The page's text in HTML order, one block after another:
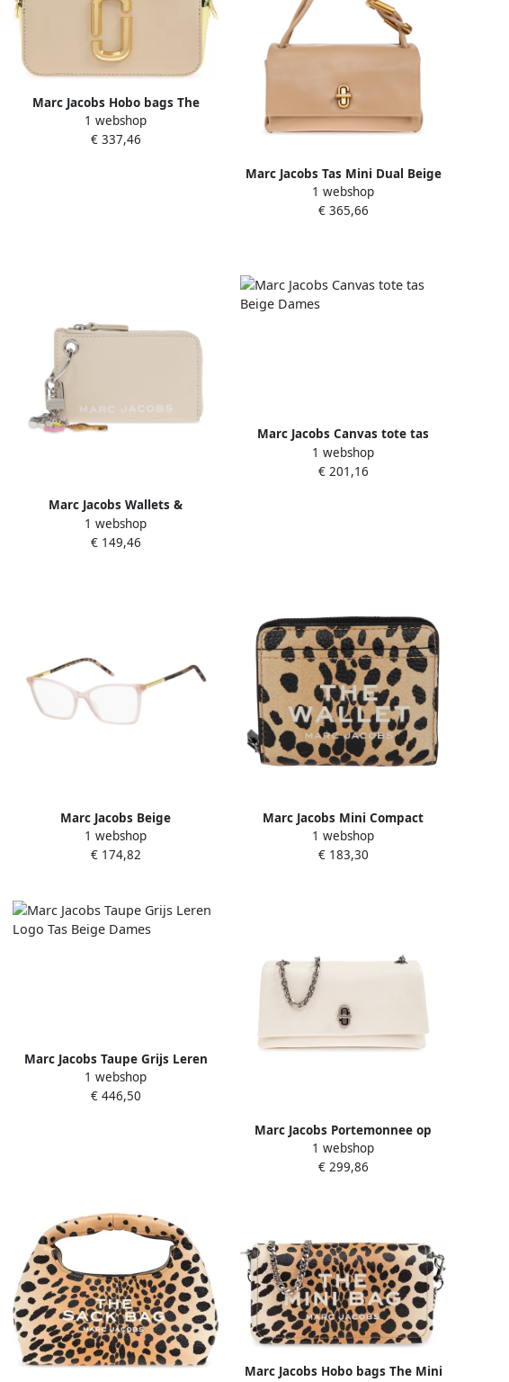
Marc Jacobs Hobo bags The
Snapshot Crossbody Leather
Green in groen
1 webshop
€ 337,46
Marc Jacobs Tas Mini Dual Beige
Dames
1 webshop
€ 365,66
Marc Jacobs Wallets &
Cardholders Beige Dames
1 webshop
€ 149,46
Marc Jacobs Canvas tote tas
Beige Dames
1 webshop
€ 201,16
Marc Jacobs Beige
Acetaatframebril Beige Dames
1 webshop
€ 174,82
Marc Jacobs Mini Compact
Portemonnee Beige Dames
1 webshop
€ 183,30
Marc Jacobs Taupe Grijs Leren
Logo Tas Beige Dames
1 webshop
€ 446,50
Marc Jacobs Portemonnee op
ketting The Dual Beige Dames
1 webshop
€ 299,86
Marc Jacobs Hobo bags The Mini